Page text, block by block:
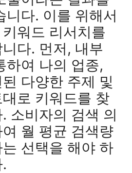
니다. 이를 위해서
워드 리서치를
다. 먼저, 내부
하여 나의 업종,
다양한 주제 및
로 키워드를 찾
소비자의 검색 의
월 평균 검색량
선택을 해야 하